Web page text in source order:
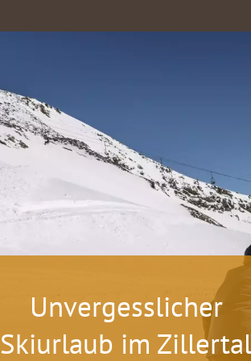
Unvergesslicher
Skiurlaub im Zillertal